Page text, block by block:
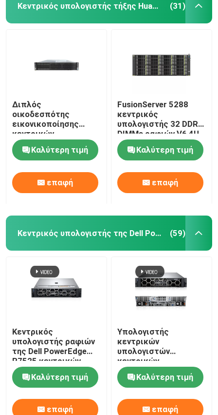
Κεντρικός υπολογιστής τήξης Huawei (31)
Διπλός
οικοδεσπότης
εικονικοποίησης
κεντρικών
υπολογιστών
αποθήκευσης
κεντρικών
υπολογιστών 2288H
V5 2U τήξης ΚΜΕ
HUAWEI
Καλύτερη τιμή
επαφή
FusionServer 5288
κεντρικός
υπολογιστής 32 DDR4
DIMMs ραφιών V6 4U
44 σκληροί δίσκοι 3,5
ιντσώνΚαλύτερη τιμή
επαφή
Κεντρικός υπολογιστής της Dell Poweredge (59)
Κεντρικός
υπολογιστής ραφιών
της Dell PowerEdge
R7525 κεντρικών
υπολογιστών ραφιών
AMD EPYC 2U
ιδιαίτερα
εξελικτικός
Καλύτερη τιμή
επαφή
Υπολογιστής
κεντρικών
υπολογιστών
κεντρικών
υπολογιστών 2U GPU
EMC R750xa Dell
Poweredge
Καλύτερη τιμή
επαφή